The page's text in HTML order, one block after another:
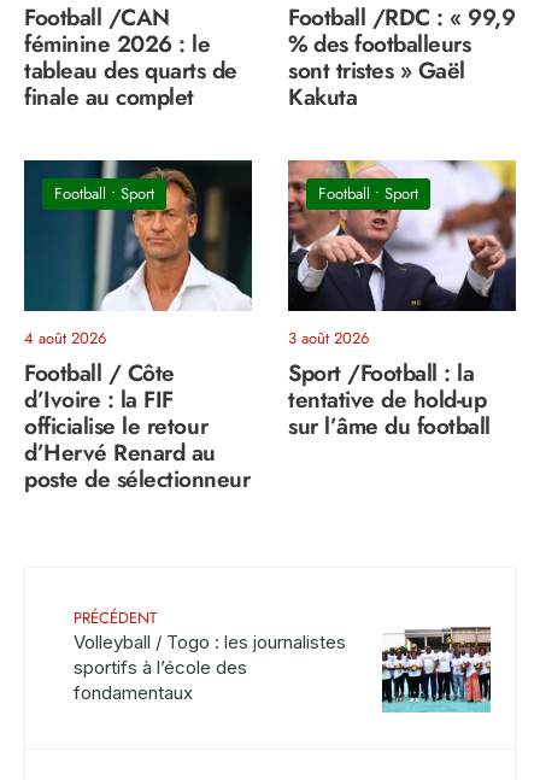
Football /CAN
féminine 2026 : le
tableau des quarts de
finale au complet
Football /RDC : « 99,9
% des footballeurs
sont tristes » Gaël
Kakuta
Football • Sport
4 août 2026
Football / Côte
d’Ivoire : la FIF
officialise le retour
d’Hervé Renard au
poste de sélectionneur
Football • Sport
3 août 2026
Sport /Football : la
tentative de hold-up
sur l’âme du football
PRÉCÉDENT
Volleyball / Togo : les journalistes
sportifs à l’école des
fondamentaux